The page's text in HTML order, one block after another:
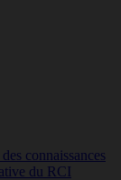
connaissances
du RCI